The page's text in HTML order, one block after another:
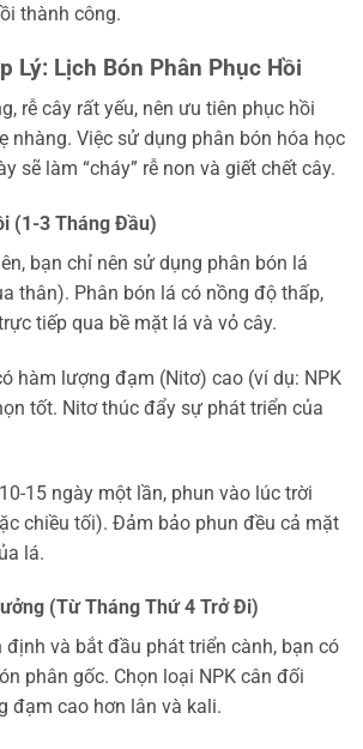
thành công.
Lý: Lịch Bón Phân Phục Hồi
rễ cây rất yếu, nên ưu tiên phục hồi
nhàng. Việc sử dụng phân bón hóa học
sẽ làm “cháy” rễ non và giết chết cây.
(1-3 Tháng Đầu)
bạn chỉ nên sử dụng phân bón lá
thân). Phân bón lá có nồng độ thấp,
tiếp qua bề mặt lá và vỏ cây.
hàm lượng đạm (Nitơ) cao (ví dụ: NPK
tốt. Nitơ thúc đẩy sự phát triển của
15 ngày một lần, phun vào lúc trời
chiều tối). Đảm bảo phun đều cả mặt
lá.
(Từ Tháng Thứ 4 Trở Đi)
định và bắt đầu phát triển cành, bạn có
phân gốc. Chọn loại NPK cân đối
đạm cao hơn lân và kali.